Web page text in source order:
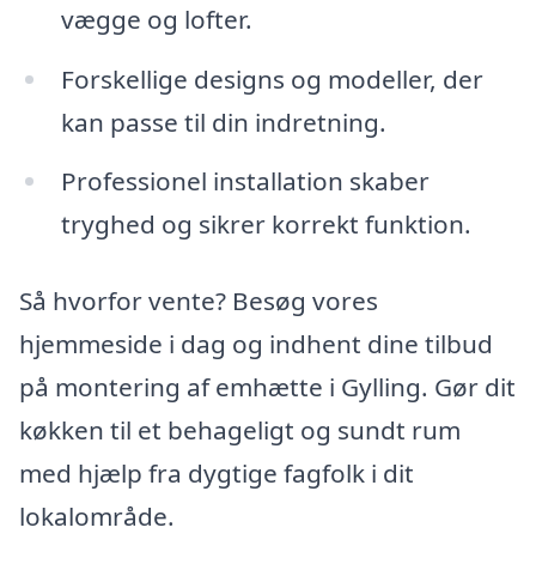
vægge og lofter.
Forskellige designs og modeller, der
kan passe til din indretning.
Professionel installation skaber
tryghed og sikrer korrekt funktion.
Så hvorfor vente? Besøg vores
hjemmeside i dag og indhent dine tilbud
på montering af emhætte i Gylling. Gør dit
køkken til et behageligt og sundt rum
med hjælp fra dygtige fagfolk i dit
lokalområde.